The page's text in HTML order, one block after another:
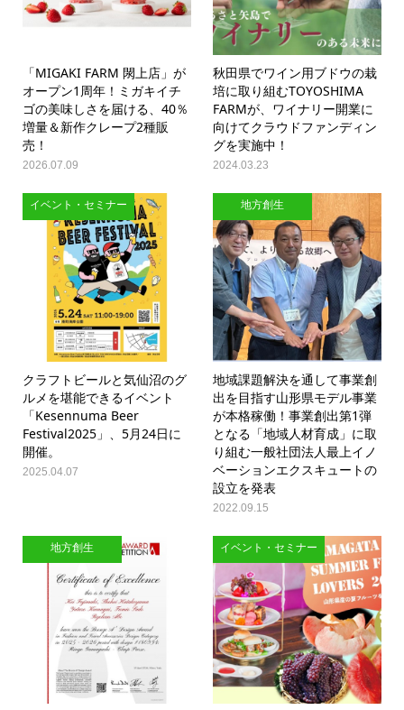
「MIGAKI FARM 閖上店」が
オープン1周年！ミガキイチ
ゴの美味しさを届ける、40％
増量＆新作クレープ2種販
売！
2026.07.09
秋田県でワイン用ブドウの栽
培に取り組むTOYOSHIMA
FARMが、ワイナリー開業に
向けてクラウドファンディン
グを実施中！
2024.03.23
イベント・セミナー
クラフトビールと気仙沼のグ
ルメを堪能できるイベント
「Kesennuma Beer
Festival2025」、5月24日に
開催。
2025.04.07
地方創生
地域課題解決を通して事業創
出を目指す山形県モデル事業
が本格稼働！事業創出第1弾
となる「地域人材育成」に取
り組む一般社団法人最上イノ
ベーションエクスキュートの
設立を発表
2022.09.15
地方創生 イベント・セミナー